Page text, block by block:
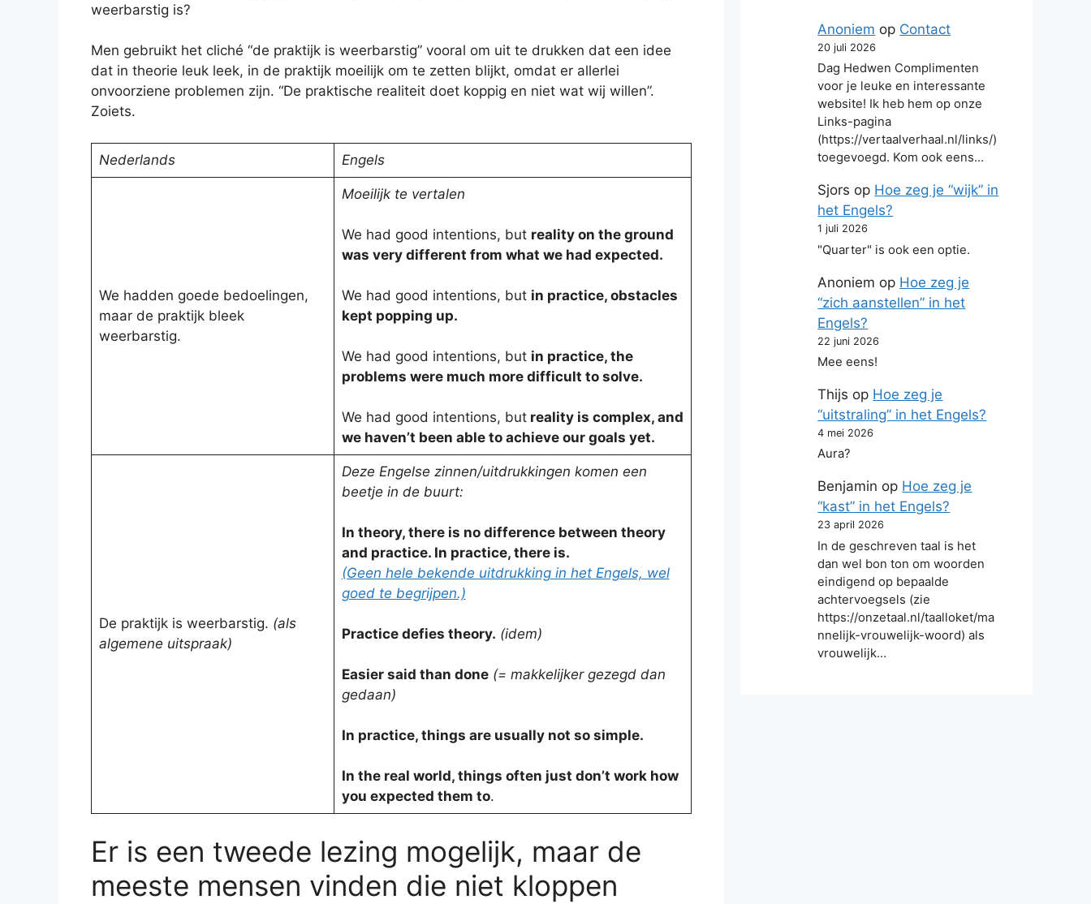
weerbarstig is?
Men gebruikt het cliché “de praktijk is weerbarstig” vooral om uit te drukken dat een idee
dat in theorie leuk leek, in de praktijk moeilijk om te zetten blijkt, omdat er allerlei
onvoorziene problemen zijn. “De praktische realiteit doet koppig en niet wat wij willen”.
Zoiets.
Nederlands Engels
We hadden goede bedoelingen,
maar de praktijk bleek
weerbarstig.
Moeilijk te vertalen
We had good intentions, but reality on the ground
was very different from what we had expected.
We had good intentions, but in practice, obstacles
kept popping up.
We had good intentions, but in practice, the
problems were much more difficult to solve.
We had good intentions, butreality is complex, and
we haven’t been able to achieve our goals yet.
De praktijk is weerbarstig. (als
algemene uitspraak)
Deze Engelse zinnen/uitdrukkingen komen een
beetje in de buurt:
In theory, there is no difference between theory
and practice. In practice, there is.
(Geen hele bekende uitdrukking in het Engels, wel
goed te begrijpen.)
Practice defies theory. (idem)
Easier said than done (= makkelijker gezegd dan
gedaan)
In practice, things are usually not so simple.
In the real world, things often just don’t work how
you expected them to.
Er is een tweede lezing mogelijk, maar de
meeste mensen vinden die niet kloppen
Anoniem op Contact
20 juli 2026
Dag Hedwen Complimenten
voor je leuke en interessante
website! Ik heb hem op onze
Links-pagina
(https://vertaalverhaal.nl/links/)
toegevoegd. Kom ook eens…
Sjors op Hoe zeg je “wijk” in
het Engels?
1 juli 2026
"Quarter" is ook een optie.
Anoniem op Hoe zeg je
“zich aanstellen” in het
Engels?
22 juni 2026
Mee eens!
Thijs op Hoe zeg je
“uitstraling” in het Engels?
4 mei 2026
Aura?
Benjamin op Hoe zeg je
“kast” in het Engels?
23 april 2026
In de geschreven taal is het
dan wel bon ton om woorden
eindigend op bepaalde
achtervoegsels (zie
https://onzetaal.nl/taalloket/ma
nnelijk-vrouwelijk-woord) als
vrouwelijk…